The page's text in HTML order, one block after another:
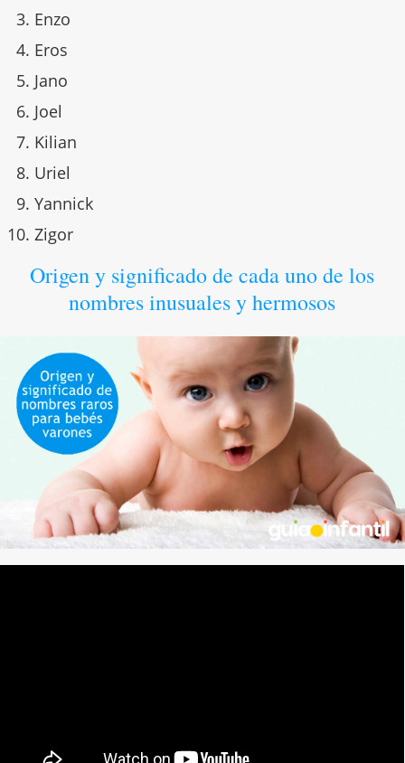
Enzo
Eros
Jano
Joel
Kilian
Uriel
Yannick
Zigor
Origen y significado de cada uno de los
nombres inusuales y hermosos